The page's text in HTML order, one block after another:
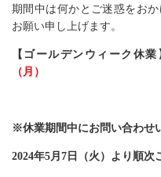
期間中は何かとご迷惑をお
お願い申し上げます。
【ゴールデンウィーク休業
（月）
※休業期間中にお問い合わせ
2024年5月7日（火）より順次